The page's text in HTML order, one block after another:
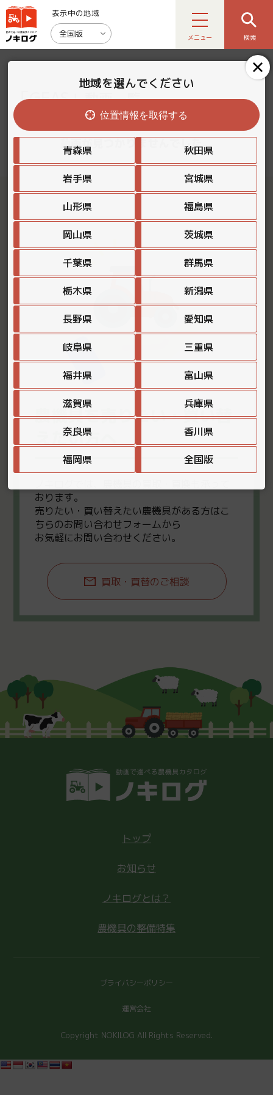
表示中の地域
全国版 メニュー 検索
「GEAS」動画一覧
動画が見つかりませんでした。
農機具を売りたい・買い替
えたい方へ
おります。
売りたい・買い替えたい農機具がある方はこ
ちらのお問い合わせフォームから
お気軽にお問い合わせください。
買取・買替のご相談
トップ
お知らせ
ノキログとは？
農機具の整備特集
プライバシーポリシー
運営会社
Copyright NOKILOG All Rights Reserved.
地域を選んでください
位置情報を取得する
青森県 秋田県
岩手県 宮城県
山形県 福島県
岡山県 茨城県
千葉県 群馬県
栃木県 新潟県
長野県 愛知県
岐阜県 三重県
福井県 富山県
滋賀県 兵庫県
奈良県 香川県
福岡県 全国版